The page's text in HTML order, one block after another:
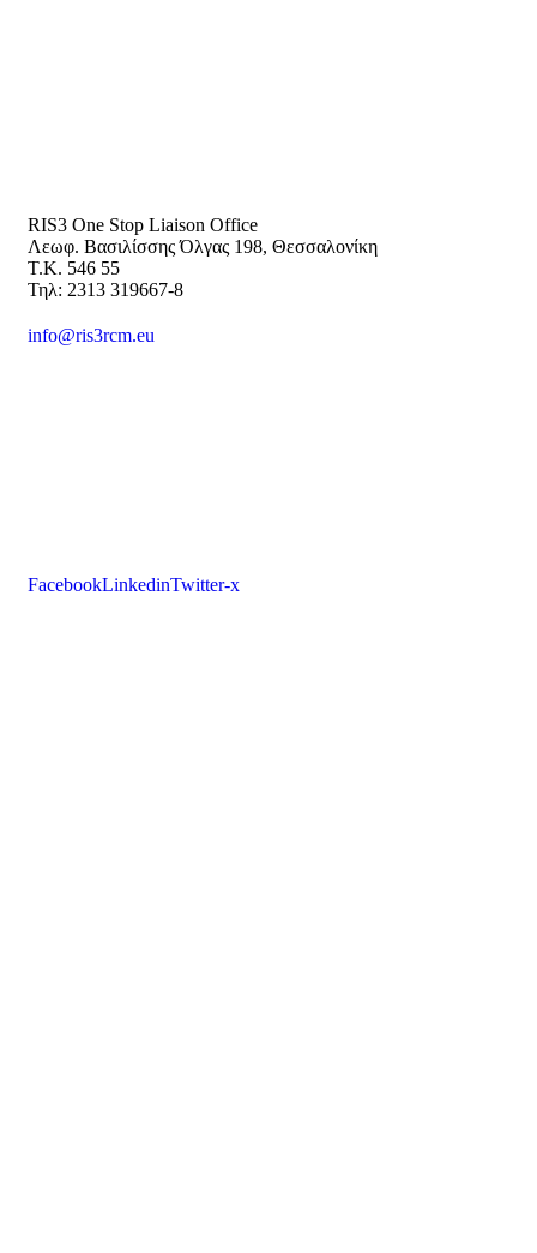
RIS3 One Stop Liaison Office
Λεωφ. Βασιλίσσης Όλγας 198, Θεσσαλονίκη
Τ.Κ. 546 55
Τηλ: 2313 319667-8
info@ris3rcm.eu
FacebookLinkedinTwitter-x